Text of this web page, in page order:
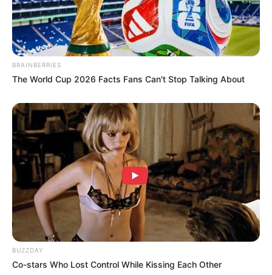
(foto: Walt Disney)
6. Nampaknya hewan ini juga sangat mirip dengan
karakter film animasi Moana ya?
(foto: Walt Disney)
7. Penggemar film animasi Kung Fu Panda tentu
sudah tidak asing lagi dengan karakter yang satu ini
BRAINBERRIES
The World Cup 2026 Facts Fans Can't Stop Talking About
BUZZDAY
Co-stars Who Lost Control While Kissing Each Other